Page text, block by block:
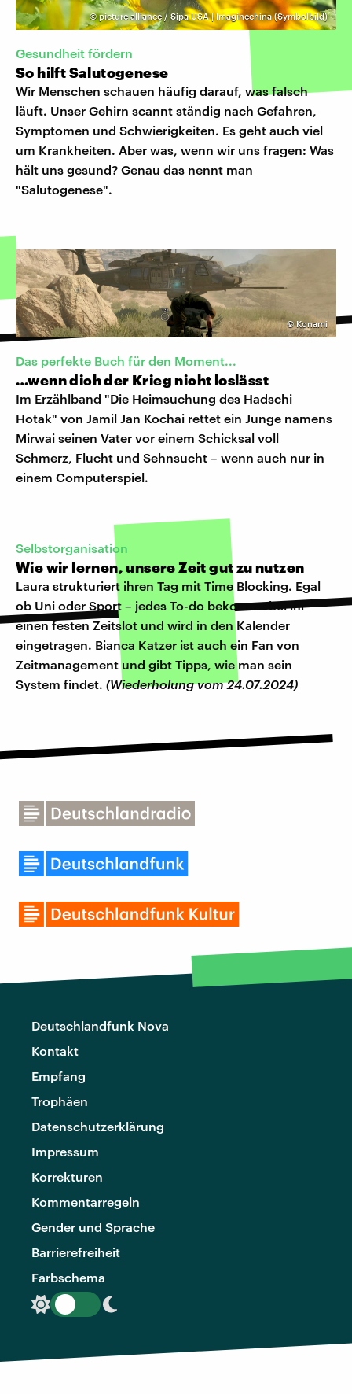
©picture alliance / Sipa USA | Imaginechina (Symbolbild)
Gesundheit fördern
So hilft Salutogenese
Wir Menschen schauen häufig darauf, was falsch
läuft. Unser Gehirn scannt ständig nach Gefahren,
Symptomen und Schwierigkeiten. Es geht auch viel
um Krankheiten. Aber was, wenn wir uns fragen: Was
hält uns gesund? Genau das nennt man
"Salutogenese".
©Konami
Das perfekte Buch für den Moment...
…wenn dich der Krieg nicht loslässt
Im Erzählband "Die Heimsuchung des Hadschi
Hotak" von Jamil Jan Kochai rettet ein Junge namens
Mirwai seinen Vater vor einem Schicksal voll
Schmerz, Flucht und Sehnsucht – wenn auch nur in
einem Computerspiel.
Selbstorganisation
Wie wir lernen, unsere Zeit gut zu nutzen
Laura strukturiert ihren Tag mit Time Blocking. Egal
ob Uni oder Sport – jedes To-do bekommt bei ihr
einen festen Zeitslot und wird in den Kalender
eingetragen. Bianca Katzer ist auch ein Fan von
Zeitmanagement und gibt Tipps, wie man sein
System findet. (Wiederholung vom 24.07.2024)
Deutschlandfunk Nova
Kontakt
Empfang
Trophäen
Datenschutzerklärung
Impressum
Korrekturen
Kommentarregeln
Gender und Sprache
Barrierefreiheit
Farbschema